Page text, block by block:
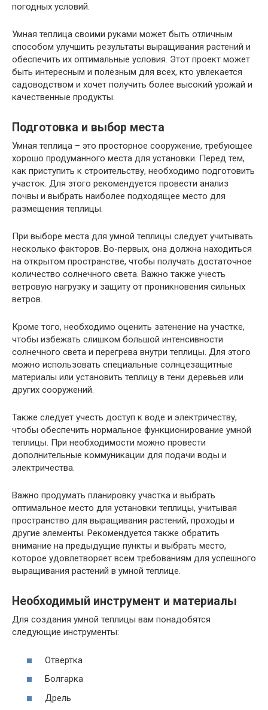
погодных условий.
Умная теплица своими руками может быть отличным
способом улучшить результаты выращивания растений и
обеспечить их оптимальные условия. Этот проект может
быть интересным и полезным для всех, кто увлекается
садоводством и хочет получить более высокий урожай и
качественные продукты.
Подготовка и выбор места
Умная теплица – это просторное сооружение, требующее
хорошо продуманного места для установки. Перед тем,
как приступить к строительству, необходимо подготовить
участок. Для этого рекомендуется провести анализ
почвы и выбрать наиболее подходящее место для
размещения теплицы.
При выборе места для умной теплицы следует учитывать
несколько факторов. Во-первых, она должна находиться
на открытом пространстве, чтобы получать достаточное
количество солнечного света. Важно также учесть
ветровую нагрузку и защиту от проникновения сильных
ветров.
Кроме того, необходимо оценить затенение на участке,
чтобы избежать слишком большой интенсивности
солнечного света и перегрева внутри теплицы. Для этого
можно использовать специальные солнцезащитные
материалы или установить теплицу в тени деревьев или
других сооружений.
Также следует учесть доступ к воде и электричеству,
чтобы обеспечить нормальное функционирование умной
теплицы. При необходимости можно провести
дополнительные коммуникации для подачи воды и
электричества.
Важно продумать планировку участка и выбрать
оптимальное место для установки теплицы, учитывая
пространство для выращивания растений, проходы и
другие элементы. Рекомендуется также обратить
внимание на предыдущие пункты и выбрать место,
которое удовлетворяет всем требованиям для успешного
выращивания растений в умной теплице.
Необходимый инструмент и материалы
Для создания умной теплицы вам понадобятся
следующие инструменты:
Отвертка
Болгарка
Дрель